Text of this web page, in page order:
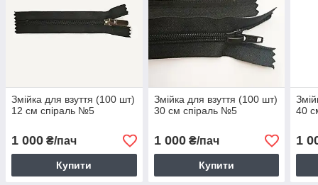
Змійка для взуття (100 шт)
12 см спіраль №5
1 000 ₴/пач
Купити
Змійка для взуття (100 шт)
30 см спіраль №5
1 000₴/пач
Купити
40
1